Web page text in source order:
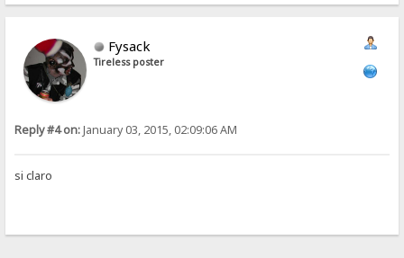
Fysack
Tireless poster
Reply #4 on:January 03, 2015, 02:09:06 AM
si claro